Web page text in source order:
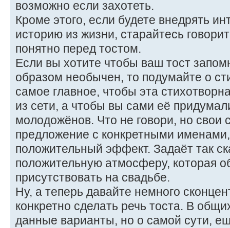
возможно если захотеть.
Кроме этого, если будете внедрять
историю из жизни, старайтесь
понятно перед тостом.
Если вы хотите чтобы ваш тост
образом необычен, то подумайте о
самое главное, чтобы эта
из сети, а чтобы вы сами её
молодожёнов. Что не говори, но свои
предложение с конкретными
положительный эффект. Задаёт так
положительную атмосферу, которая
присутствовать на свадьбе.
Ну, а теперь давайте немного
конкретно сделать речь тоста. В
данные варианты, но о самой сути,